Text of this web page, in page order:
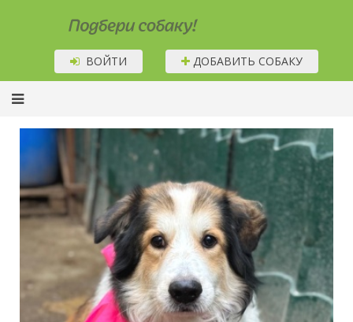
Подбери собаку!
ВОЙТИ ДОБАВИТЬ СОБАКУ